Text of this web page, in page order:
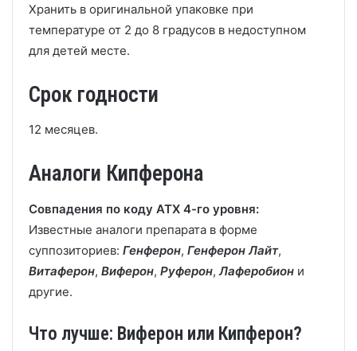
Хранить в оригинальной упаковке при
температуре от 2 до 8 градусов в недоступном
для детей месте.
Срок годности
12 месяцев.
Аналоги Кипферона
Совпадения по коду АТХ 4-го уровня:
Известные аналоги препарата в форме
суппозиториев: Генферон, Генферон Лайт,
Витаферон, Виферон, Руферон, Лаферобион и
другие.
Что лучше: Виферон или Кипферон?